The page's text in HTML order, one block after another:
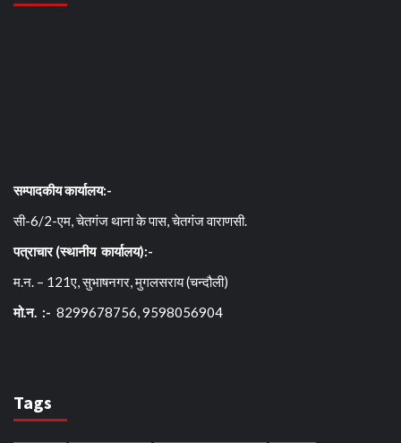
सम्पादकीय कार्यालय:-
सी-6/2-एम, चेतगंज थाना के पास, चेतगंज वाराणसी.
पत्राचार (स्थानीय कार्यालय):-
म.न. – 121ए, सुभाषनगर, मुगलसराय (चन्दौली)
मो.न. :- 8299678756, 9598056904
Tags